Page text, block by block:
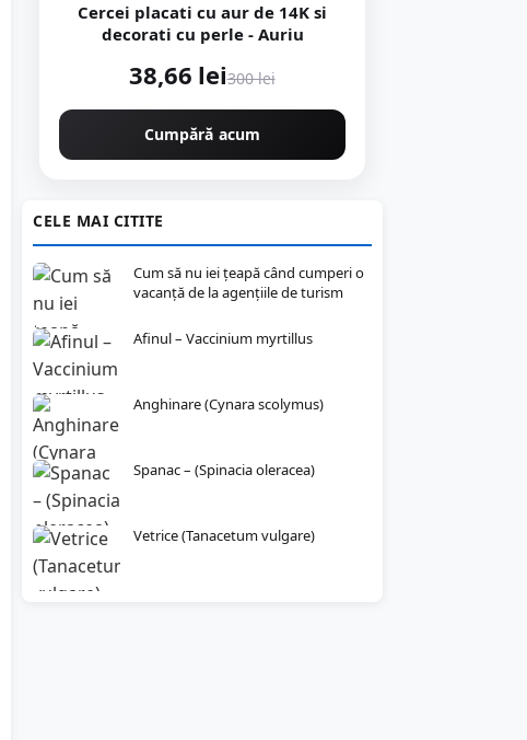
Cercei placati cu aur de 14K si
decorati cu perle - Auriu
38,66 lei300 lei
Cumpără acum
CELE MAI CITITE
Cum să nu iei țeapă când cumperi o
vacanță de la agențiile de turism
Afinul – Vaccinium myrtillus
Anghinare (Cynara scolymus)
Spanac – (Spinacia oleracea)
Vetrice (Tanacetum vulgare)